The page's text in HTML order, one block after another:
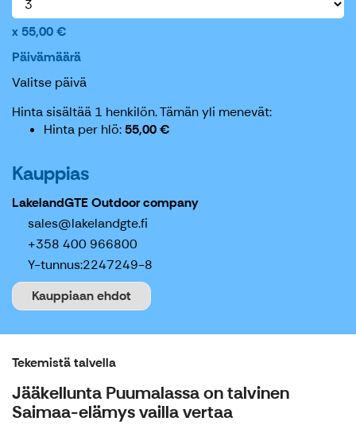
55,00 €
Päivämäärä
Valitse päivä
Hinta sisältää 1 henkilön.Tämän yli menevät:
Hinta per hlö 55,00 €
Kauppias
LakelandGTE Outdoor company
sales@lakelandgte.fi
+358 400 966800
Y-tunnus:2247249-8
Kauppiaan ehdot
Tekemistä talvella
Jääkellunta Puumalassa on talvinen
Saimaa-elämys vailla vertaa